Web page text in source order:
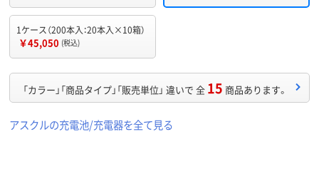
1ケース（200本入：20本入×10箱）
￥45,050 (税込)
「カラー」「商品タイプ」「販売単位」 違いで 全 15 商品あります。
アスクルの充電池/充電器を全て見る